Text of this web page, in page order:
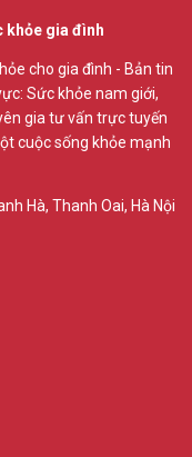
khỏe gia đình
cho gia đình - Bản tin
Sức khỏe nam giới,
gia tư vấn trực tuyến
cuộc sống khỏe mạnh
Hà, Thanh Oai, Hà Nội